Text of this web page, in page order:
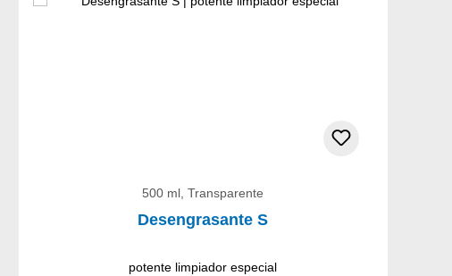
500 ml, Transparente
Desengrasante S
potente limpiador especial